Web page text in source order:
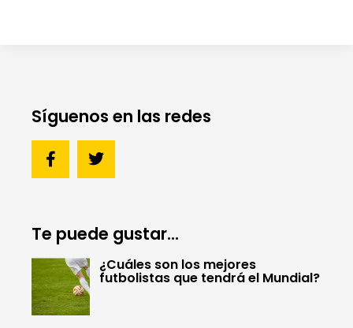
Síguenos en las redes
Te puede gustar...
¿Cuáles son los mejores
futbolistas que tendrá el Mundial?